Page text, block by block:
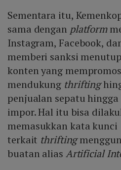
Sementara itu,
sama dengan platform
Instagram, Facebook,
memberi sanksi
konten yang
mendukung thrifting
penjualan sepatu hingga
impor. Hal itu bisa
memasukkan kata kunci
terkait thrifting
buatan alias Artificial